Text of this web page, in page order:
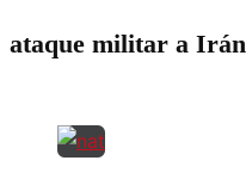
ataque militar a Irán